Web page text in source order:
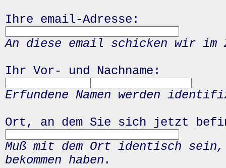
Ihre email-Adresse:
An diese email schicken wir
Ihr Vor- und Nachname:
Erfundene Namen werden
Ort, an dem Sie sich jetzt
Muß mit dem Ort identisch
bekommen haben.